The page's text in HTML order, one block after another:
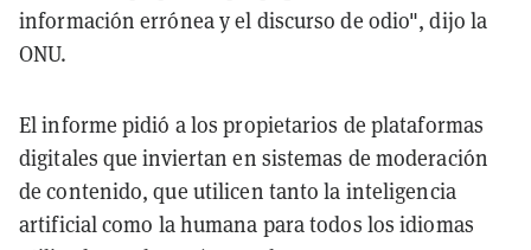
información errónea y el discurso de odio", dijo la
ONU.
El informe pidió a los propietarios de plataformas
digitales que inviertan en sistemas de moderación
de contenido, que utilicen tanto la inteligencia
artificial como la humana para todos los idiomas